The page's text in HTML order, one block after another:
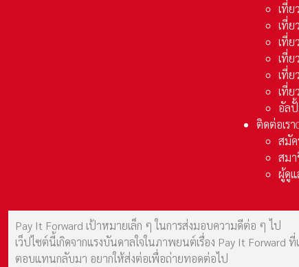
เที่ย
เที่ย
เที่ย
เที่ย
เที่ย
เที่ย
อัล
ติดต่อเรา
สมั
สม
ผู้ดู
Pay It Forward เป้าหมายเล็ก ๆ ในการส่งมอบความดีต่อ ๆ ไป
เว็ปไซต์นี้เกิดจากแรงบันดาลใจในภาพยนต์เรื่อง Pay It
ตอบแทนกลับมา อยากให้ส่งต่อเพื่อถ่ายทอดต่อไป